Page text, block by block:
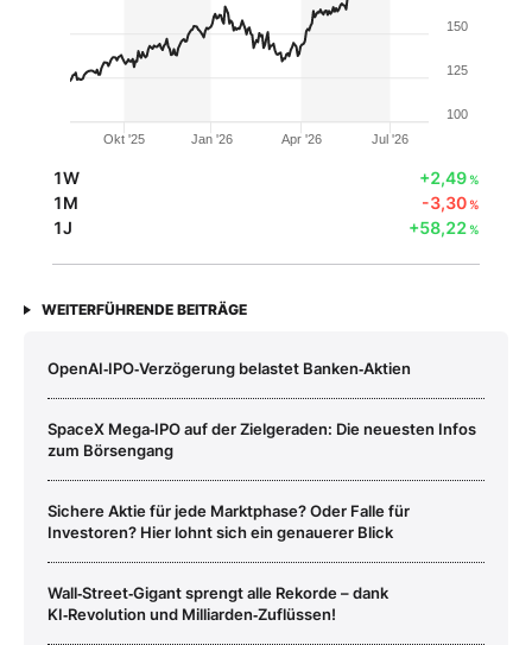
Okt '25 Jan '26 Apr '26 Jul '26
100
125
150
1W +2,49%
1M -3,30%
1J +58,22%
WEITERFÜHRENDE BEITRÄGE
OpenAI‑IPO‑Verzögerung belastet Banken‑Aktien
SpaceX Mega‑IPO auf der Zielgeraden: Die neuesten Infos
zum Börsengang
Sichere Aktie für jede Marktphase? Oder Falle für
Investoren? Hier lohnt sich ein genauerer Blick
Wall‑Street‑Gigant sprengt alle Rekorde – dank
KI‑Revolution und Milliarden‑Zuflüssen!